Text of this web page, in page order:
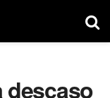
descaso